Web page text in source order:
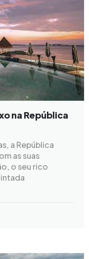
na República
a República
as suas
o seu rico